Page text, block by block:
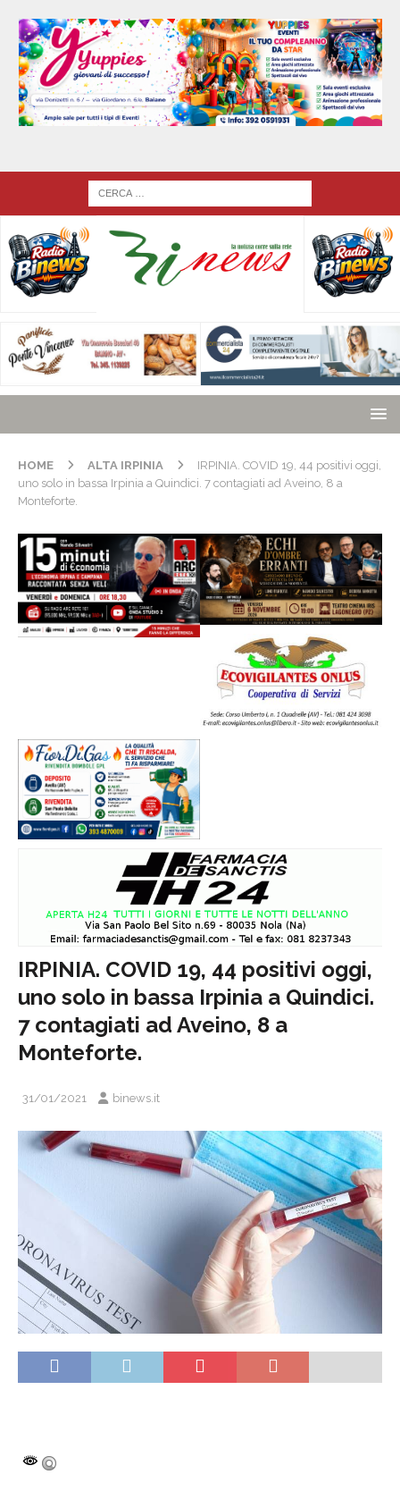
HOME ALTA IRPINIA
IRPINIA. COVID 19, 44 positivi oggi,
uno solo in bassa Irpinia a Quindici. 7 contagiati ad Aveino, 8 a
Monteforte.
IRPINIA. COVID 19, 44 positivi oggi,
uno solo in bassa Irpinia a Quindici.
7 contagiati ad Aveino, 8 a
Monteforte.
31/01/2021 binews.it